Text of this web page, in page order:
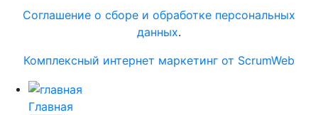
Соглашение о сборе и обработке персональных
данных.
Комплексный интернет маркетинг от ScrumWeb
Главная